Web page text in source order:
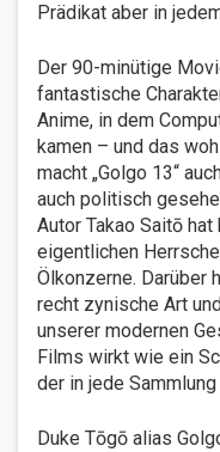
Prädikat aber in
Der 90-minütige
fantastische
Anime, in dem
kamen – und das
macht „Golgo 13“
auch politisch
Autor Takao Saitō
eigentlichen
Ölkonzerne. Darüber
recht zynische Art
unserer modernen
Films wirkt wie ein
der in jede
Duke Tōgō alias